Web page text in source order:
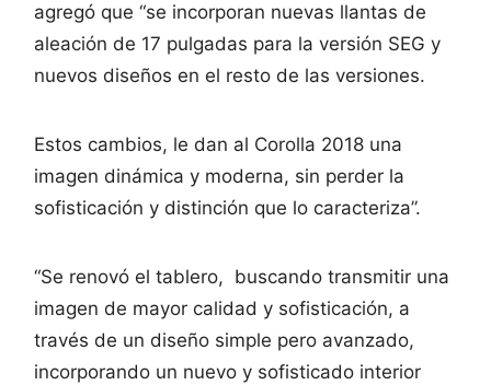
agregó que “se incorporan nuevas llantas de
aleación de 17 pulgadas para la versión SEG y
nuevos diseños en el resto de las versiones.
Estos cambios, le dan al Corolla 2018 una
imagen dinámica y moderna, sin perder la
sofisticación y distinción que lo caracteriza”.
“Se renovó el tablero, buscando transmitir una
imagen de mayor calidad y sofisticación, a
través de un diseño simple pero avanzado,
incorporando un nuevo y sofisticado interior